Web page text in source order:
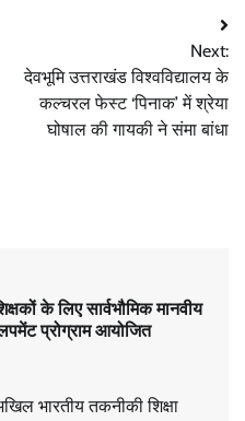
Next:
देवभूमि उत्तराखंड विश्वविद्यालय के
कल्चरल फेस्ट ‘पिनाक’ में श्रेया
घोषाल की गायकी ने संमा बांधा
के लिए सार्वभौमिक मानवीय
प्रोग्राम आयोजित
भारतीय तकनीकी शिक्षा